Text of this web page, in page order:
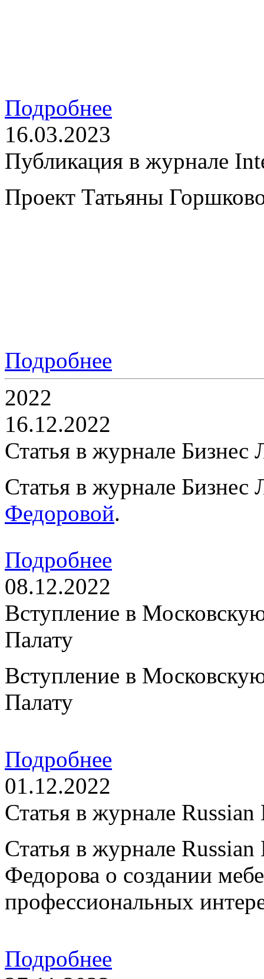
Подробнее
16.03.2023
Публикация в журнале
Проект Татьяны
Подробнее
2022
16.12.2022
Статья в журнале Бизнес
Статья в журнале
Федоровой.
Подробнее
08.12.2022
Вступление в
Палату
Вступление в
Палату
Подробнее
01.12.2022
Статья в журнале Russian
Статья в журнале
Федорова о создании
профессиональных
Подробнее